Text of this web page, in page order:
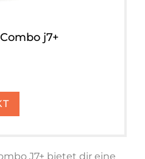
j7+
J7+ bietet dir eine